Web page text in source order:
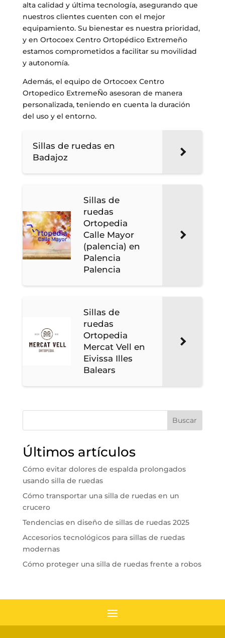
alta calidad y última tecnología, asegurando que
nuestros clientes cuenten con el mejor
equipamiento. Su bienestar es nuestra prioridad,
y en Ortocoex Centro Ortopédico Extremeño
estamos comprometidos a facilitar su movilidad
y autonomía.
Además, el equipo de Ortocoex Centro
Ortopedico ExtremeÑo asesoran de manera
personalizada, teniendo en cuenta la duración
del uso y el entorno.
Sillas de ruedas en
Badajoz
Sillas de
ruedas
Ortopedia
Calle Mayor
(palencia) en
Palencia
Palencia
Sillas de
ruedas
Ortopedia
Mercat Vell en
Eivissa Illes
Balears
Buscar
Últimos artículos
Cómo evitar dolores de espalda prolongados
usando silla de ruedas
Cómo transportar una silla de ruedas en un
crucero
Tendencias en diseño de sillas de ruedas 2025
Accesorios tecnológicos para sillas de ruedas
modernas
Cómo proteger una silla de ruedas frente a robos